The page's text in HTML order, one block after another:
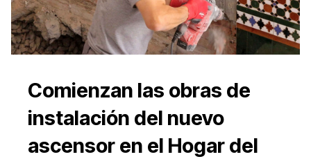
Comienzan las obras de
instalación del nuevo
ascensor en el Hogar del